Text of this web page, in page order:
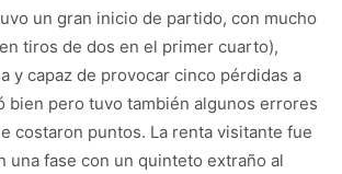
un gran inicio de partido, con mucho
tiros de dos en el primer cuarto),
y capaz de provocar cinco pérdidas a
bien pero tuvo también algunos errores
costaron puntos. La renta visitante fue
una fase con un quinteto extraño al